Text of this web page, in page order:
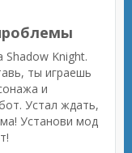
Knight.
ты играешь
и
Устал ждать,
Установи мод